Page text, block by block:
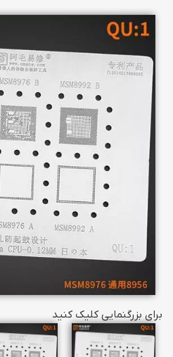
برای بزرگنمایی کلیک کنید